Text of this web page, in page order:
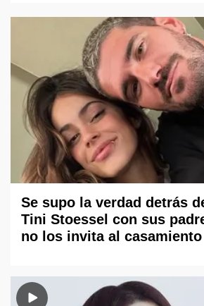
Se supo la verdad detrás
Tini Stoessel con sus
no los invita al casamiento